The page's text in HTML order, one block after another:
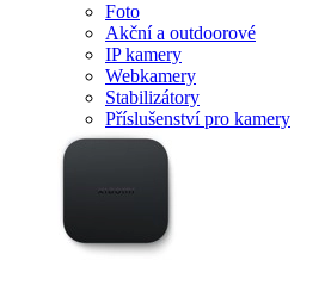
Foto
Akční a outdoorové
IP kamery
Webkamery
Stabilizátory
Příslušenství pro kamery